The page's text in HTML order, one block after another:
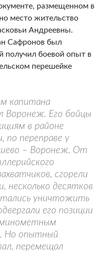
размещенном в
место жительство
Андреевны.
Сафронов был
получил боевой опыт в
перешейке
капитана
Воронеж. Его бойцы
в районе
по переправе у
– Воронеж. От
сгорели
несколько десятков
уничтожить
его позиции
Но опытный
перемещал